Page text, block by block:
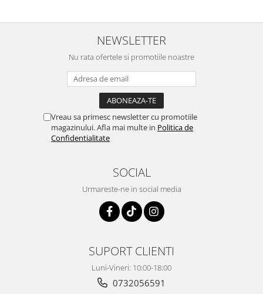
NEWSLETTER
Nu rata ofertele si promotiile noastre
Vreau sa primesc newsletter cu promotiile
magazinului. Afla mai multe in Politica de
Confidentialitate
SOCIAL
Urmareste-ne in social media
SUPORT CLIENTI
Luni-Vineri: 10:00-18:00
0732056591